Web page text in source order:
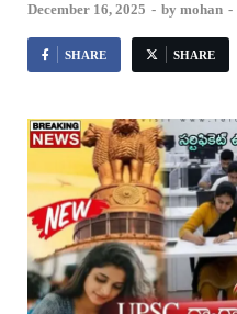
December 16, 2025 - by mohan -
SHARE SHARE